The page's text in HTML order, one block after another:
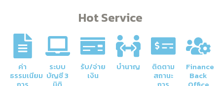
Hot Service
ค่า
ธรรมเนียม
ระบบ
บัญชี 3
รับ/จ่าย
เงิน
บำนาญ ติดตาม
สถานะ
Finance
Back